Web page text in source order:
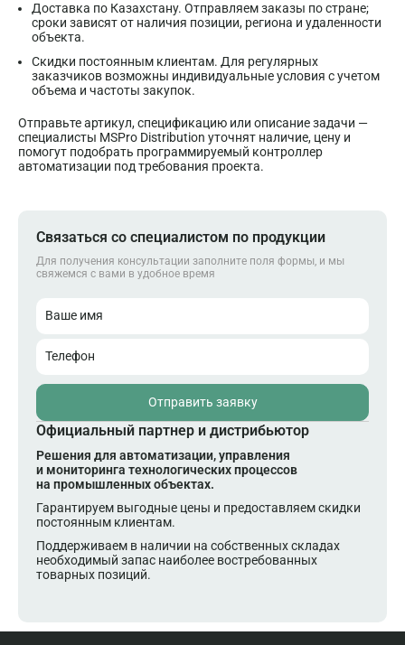
Доставка по Казахстану. Отправляем заказы по стране;
сроки зависят от наличия позиции, региона и удаленности
объекта.
Скидки постоянным клиентам. Для регулярных
заказчиков возможны индивидуальные условия с учетом
объема и частоты закупок.
Отправьте артикул, спецификацию или описание задачи —
специалисты MSPro Distribution уточнят наличие, цену и
помогут подобрать программируемый контроллер
автоматизации под требования проекта.
Связаться со специалистом по продукции
Для получения консультации заполните поля формы, и мы
свяжемся с вами в удобное время
Ваше имя
Телефон
Отправить заявку
Официальный партнер и дистрибьютор
Решения для автоматизации, управления
и мониторинга технологических процессов
на промышленных объектах.
Гарантируем выгодные цены и предоставляем скидки
постоянным клиентам.
Поддерживаем в наличии на собственных складах
необходимый запас наиболее востребованных
товарных позиций.